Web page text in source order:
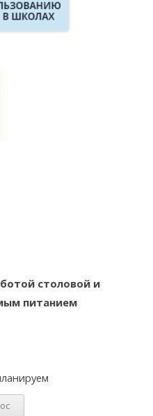
столовой и
питанием